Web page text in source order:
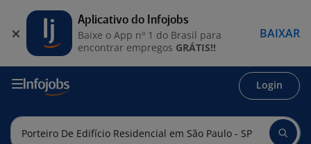
Login
Aplicativo do Infojobs
Baixe o App nº 1 do Brasil para
encontrar empregos GRÁTIS!!
BAIXAR